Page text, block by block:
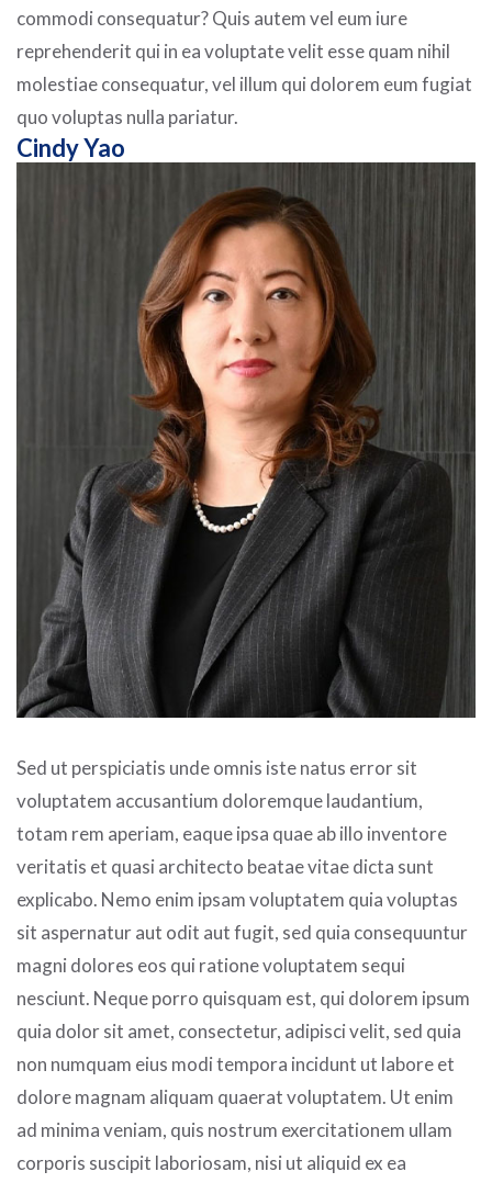
commodi consequatur? Quis autem vel eum iure
reprehenderit qui in ea voluptate velit esse quam nihil
molestiae consequatur, vel illum qui dolorem eum fugiat
quo voluptas nulla pariatur.
Cindy Yao
Sed ut perspiciatis unde omnis iste natus error sit
voluptatem accusantium doloremque laudantium,
totam rem aperiam, eaque ipsa quae ab illo inventore
veritatis et quasi architecto beatae vitae dicta sunt
explicabo. Nemo enim ipsam voluptatem quia voluptas
sit aspernatur aut odit aut fugit, sed quia consequuntur
magni dolores eos qui ratione voluptatem sequi
nesciunt. Neque porro quisquam est, qui dolorem ipsum
quia dolor sit amet, consectetur, adipisci velit, sed quia
non numquam eius modi tempora incidunt ut labore et
dolore magnam aliquam quaerat voluptatem. Ut enim
ad minima veniam, quis nostrum exercitationem ullam
corporis suscipit laboriosam, nisi ut aliquid ex ea